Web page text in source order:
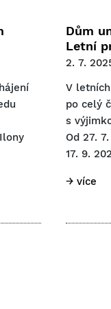
Dům
Letní
2. 7.
V
po celý
s
Od 27.
17. 9.
→ více